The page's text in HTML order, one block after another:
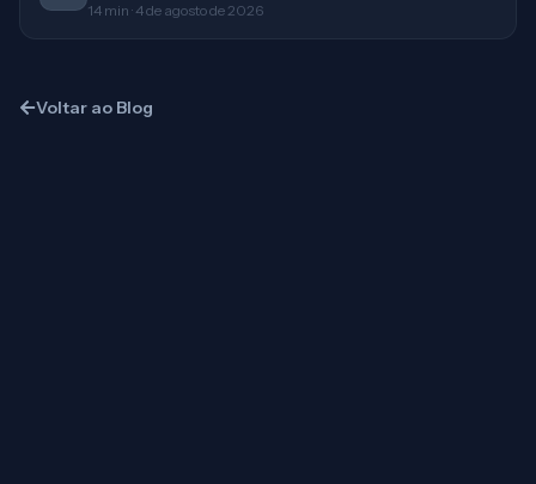
14 min · 4 de agosto de 2026
Voltar ao Blog